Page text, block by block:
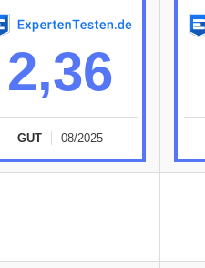
2,36
GUT 08/2025